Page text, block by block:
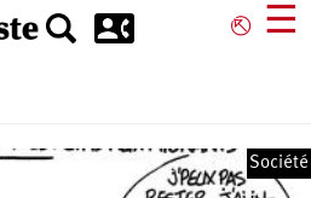
⎋ ☰
Société